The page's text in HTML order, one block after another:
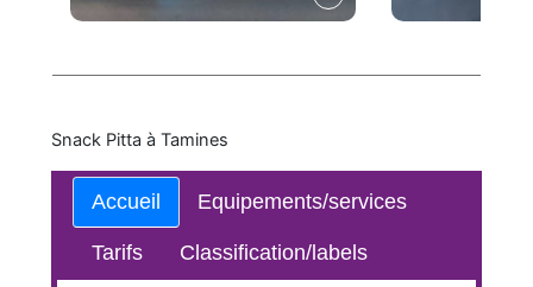
Snack Pitta à Tamines
Accueil Equipements/services
Tarifs Classification/labels